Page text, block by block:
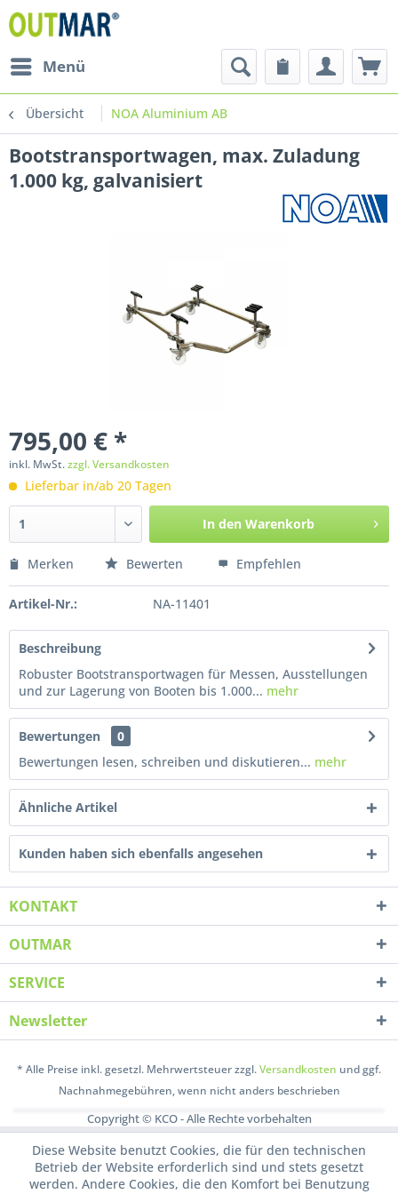
Menü
Übersicht NOA Aluminium AB
Bootstransportwagen, max. Zuladung
1.000 kg, galvanisiert
795,00 € *
inkl. MwSt.zzgl. Versandkosten
Lieferbar in/ab 20 Tagen
In den Warenkorb
Merken Bewerten Empfehlen
Artikel-Nr.: NA-11401
Beschreibung
Robuster Bootstransportwagen für Messen, Ausstellungen
und zur Lagerung von Booten bis 1.000... mehr
Bewertungen
0
Bewertungen lesen, schreiben und diskutieren... mehr
Ähnliche Artikel
Kunden haben sich ebenfalls angesehen
KONTAKT
OUTMAR
SERVICE
Newsletter
* Alle Preise inkl. gesetzl. Mehrwertsteuer zzgl.Versandkosten und ggf.
Nachnahmegebühren, wenn nicht anders beschrieben
Copyright © KCO - Alle Rechte vorbehalten
Diese Website benutzt Cookies, die für den technischen
Betrieb der Website erforderlich sind und stets gesetzt
werden. Andere Cookies, die den Komfort bei Benutzung